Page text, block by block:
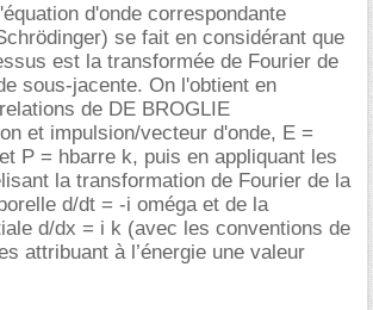
d'onde correspondante
se fait en considérant que
est la transformée de Fourier de
sous-jacente. On l'obtient en
de DE BROGLIE
et impulsion/vecteur d'onde, E =
P = hbarre k, puis en appliquant les
la transformation de Fourier de la
d/dt = -i oméga et de la
d/dx = i k (avec les conventions de
attribuant à l’énergie une valeur